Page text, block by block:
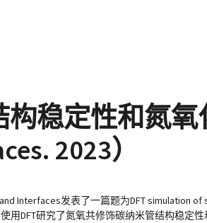
稳定性和氮氧
2023）
Interfaces发表了一篇题为DFT simulation
用DFT研究了氮氧共修饰碳纳米管结构稳定